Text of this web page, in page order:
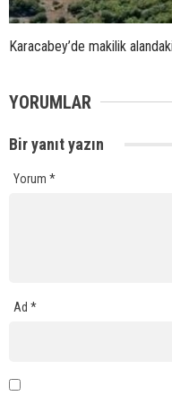
Karacabey’de makilik
YORUMLAR
Bir yanıt yazın
Yorum *
Ad *